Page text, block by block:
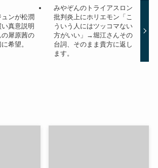
ンが松潤
真意説明
犀原茜の
希望。
みやぞんのトライアスロン
批判炎上にホリエモン「こ
ういう人にはツッコマない
方がいい」→堀江さんその
台詞、そのまま貴方に返し
ます。